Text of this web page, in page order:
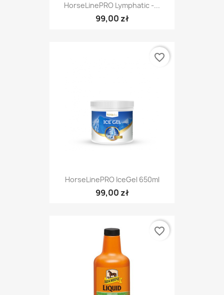
HorseLinePRO Lymphatic -...
99,00 zł
HorseLinePRO IceGel 650ml
99,00 zł
favorite_border
favorite_border